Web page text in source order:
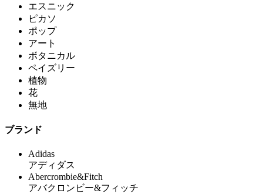
エスニック
ピカソ
ポップ
アート
ボタニカル
ペイズリー
植物
花
無地
ブランド
Adidas
アディダス
Abercrombie&Fitch
アバクロンビー&フィッチ